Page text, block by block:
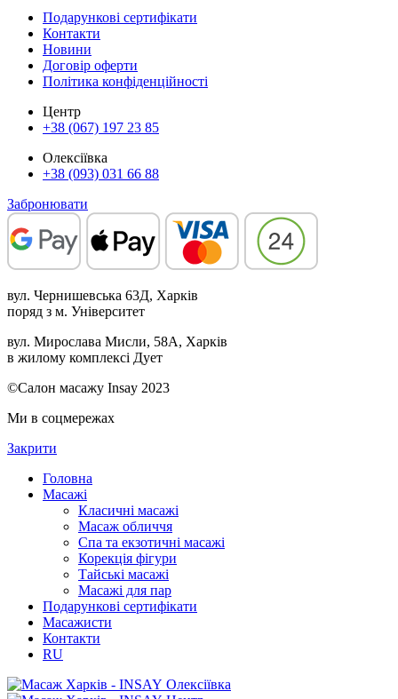
Подарункові сертифікати
Контакти
Новини
Договір оферти
Політика конфіденційності
Центр
+38 (067) 197 23 85
Олексіївка
+38 (093) 031 66 88
Забронювати
вул. Чернишевська 63Д, Харків
поряд з м. Університет
вул. Мирослава Мисли, 58А, Харків
в жилому комплексі Дует
©Салон масажу Insay 2023
Ми в соцмережах
Закрити
Головна
Масажі
Класичні масажі
Масаж обличчя
Спа та екзотичні масажі
Корекція фігури
Тайські масажі
Масажі для пар
Подарункові сертифікати
Масажисти
Контакти
RU
Олексіївка